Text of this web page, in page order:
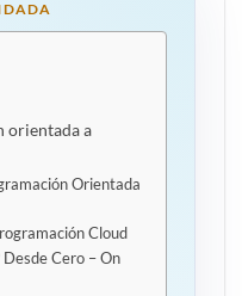
orientada a
Orientada
Cloud
Cero – On